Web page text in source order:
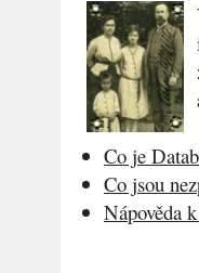
Co je
Co jsou
Nápověda